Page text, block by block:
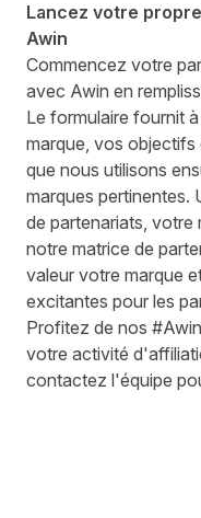
Lancez votre
Awin
Commencez votre
avec Awin en
Le formulaire fournit
marque, vos
que nous utilisons
marques pertinentes.
de partenariats, votre
notre matrice de
valeur votre marque
excitantes pour les
Profitez de nos
votre activité
contactez l'équipe